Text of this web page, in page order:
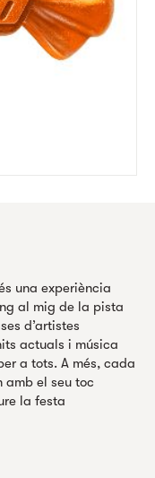
una experiència
al mig de la pista
d’artistes
actuals i música
a tots. A més, cada
amb el seu toc
la festa